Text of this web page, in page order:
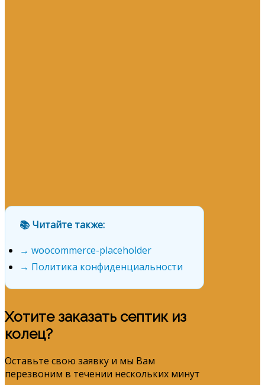
📚 Читайте также:
→ woocommerce-placeholder
→ Политика конфиденциальности
Хотите заказать септик из
колец?
Оставьте свою заявку и мы Вам
перезвоним в течении нескольких минут